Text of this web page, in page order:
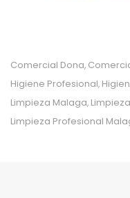
Comercial Dona,
Higiene Profesional,
Limpieza Malaga,
Limpieza Profesional